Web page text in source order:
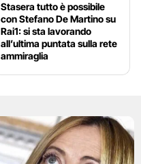
Stasera tutto è possibile
con Stefano De Martino su
Rai1: si sta lavorando
all’ultima puntata sulla rete
ammiraglia